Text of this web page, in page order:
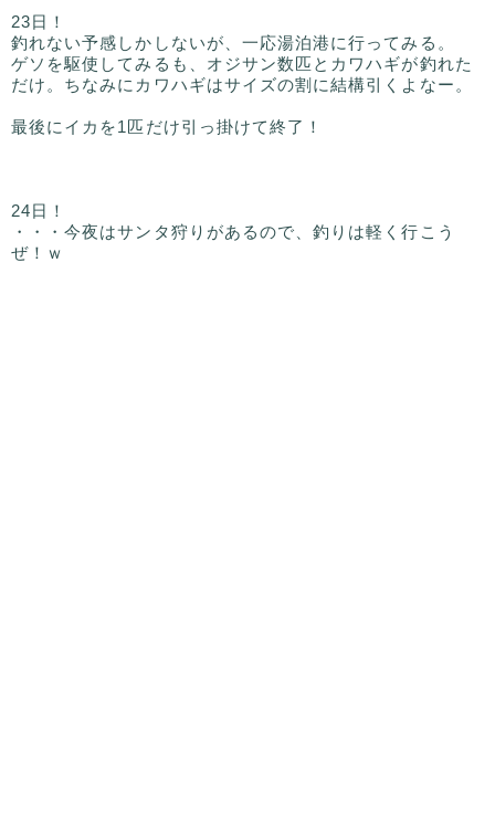
23日！
釣れない予感しかしないが、一応湯泊港に行ってみる。
ゲソを駆使してみるも、オジサン数匹とカワハギが釣れた
だけ。ちなみにカワハギはサイズの割に結構引くよなー。
最後にイカを1匹だけ引っ掛けて終了！
24日！
・・・今夜はサンタ狩りがあるので、釣りは軽く行こう
ぜ！ｗ